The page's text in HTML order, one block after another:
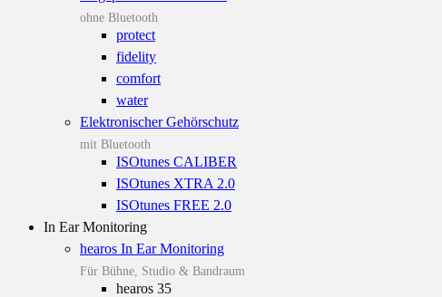
ohne Bluetooth
protect
fidelity
comfort
water
Elektronischer Gehörschutz
mit Bluetooth
ISOtunes CALIBER
ISOtunes XTRA 2.0
ISOtunes FREE 2.0
In Ear Monitoring
hearos In Ear Monitoring
Für Bühne, Studio & Bandraum
hearos 35